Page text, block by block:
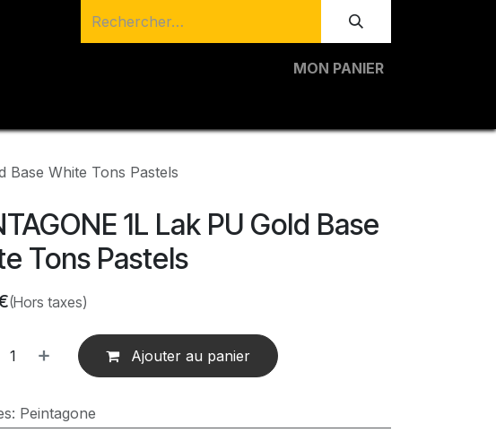
MON PANIER
Base White Tons Pastels
1L Lak PU Gold Base
Tons Pastels
(Hors taxes)
Ajouter au panier
: Peintagone